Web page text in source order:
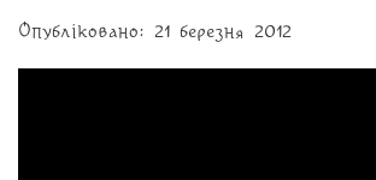
Опубліковано: 21 березня 2012